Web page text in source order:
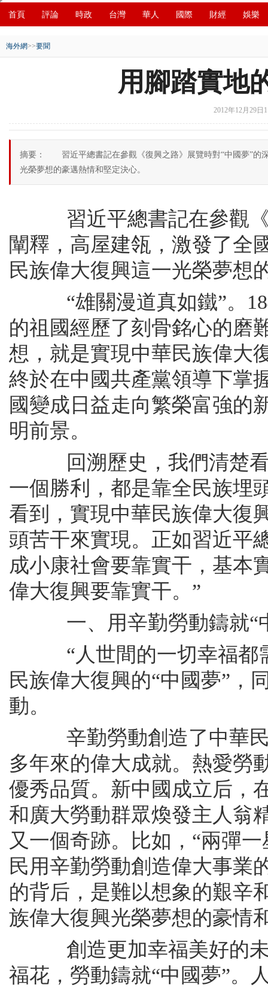
首頁 評論 時政 台灣 華人 國際 財經 娛樂
海外網>>要聞
用腳踏實地
2012年12月29日
摘要： 習近平總書記在參觀《復興之路》展覽時對“中國夢”的
光榮夢想的豪邁熱情和堅定決心。
習近平總書記在參觀《
闡釋，高屋建瓴，激發了全
民族偉大復興這一光榮夢想
“雄關漫道真如鐵”。
的祖國經歷了刻骨銘心的磨
想，就是實現中華民族偉大
終於在中國共產黨領導下掌
國變成日益走向繁榮富強的
明前景。
回溯歷史，我們清楚看
一個勝利，都是靠全民族埋
看到，實現中華民族偉大復
頭苦干來實現。正如習近平
成小康社會要靠實干，基本
偉大復興要靠實干。”
一、用辛勤勞動鑄就“
“人世間的一切幸福都
民族偉大復興的“中國夢”，
動。
辛勤勞動創造了中華民
多年來的偉大成就。熱愛勞
優秀品質。新中國成立后，
和廣大勞動群眾煥發主人翁
又一個奇跡。比如，“兩彈
民用辛勤勞動創造偉大事業
的背后，是難以想象的艱辛
族偉大復興光榮夢想的豪情
創造更加幸福美好的未
福花，勞動鑄就“中國夢”。